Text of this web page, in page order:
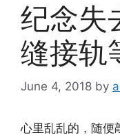
纪念失
缝接轨
June 4, 2018 by
心里乱乱的，随便